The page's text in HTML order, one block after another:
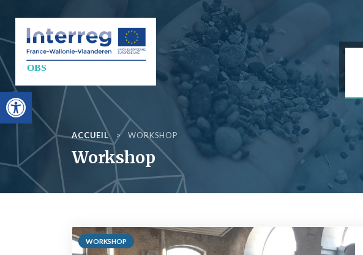
Ouvrir la barre d’outils
Objectif Blue Stone
Workshop
ACCUEIL > WORKSHOP
WORKSHOP